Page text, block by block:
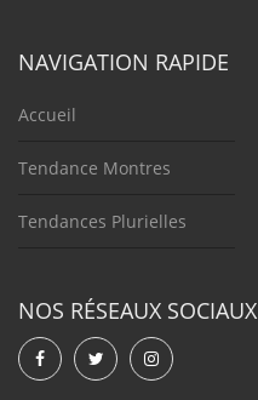
NAVIGATION RAPIDE
Accueil
Tendance Montres
Tendances Plurielles
NOS RÉSEAUX SOCIAUX